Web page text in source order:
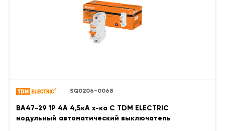
SQ0206-0068
ВА47-29 1Р 4А 4,5кА х-ка С TDM ELECTRIC
модульный автоматический выключатель